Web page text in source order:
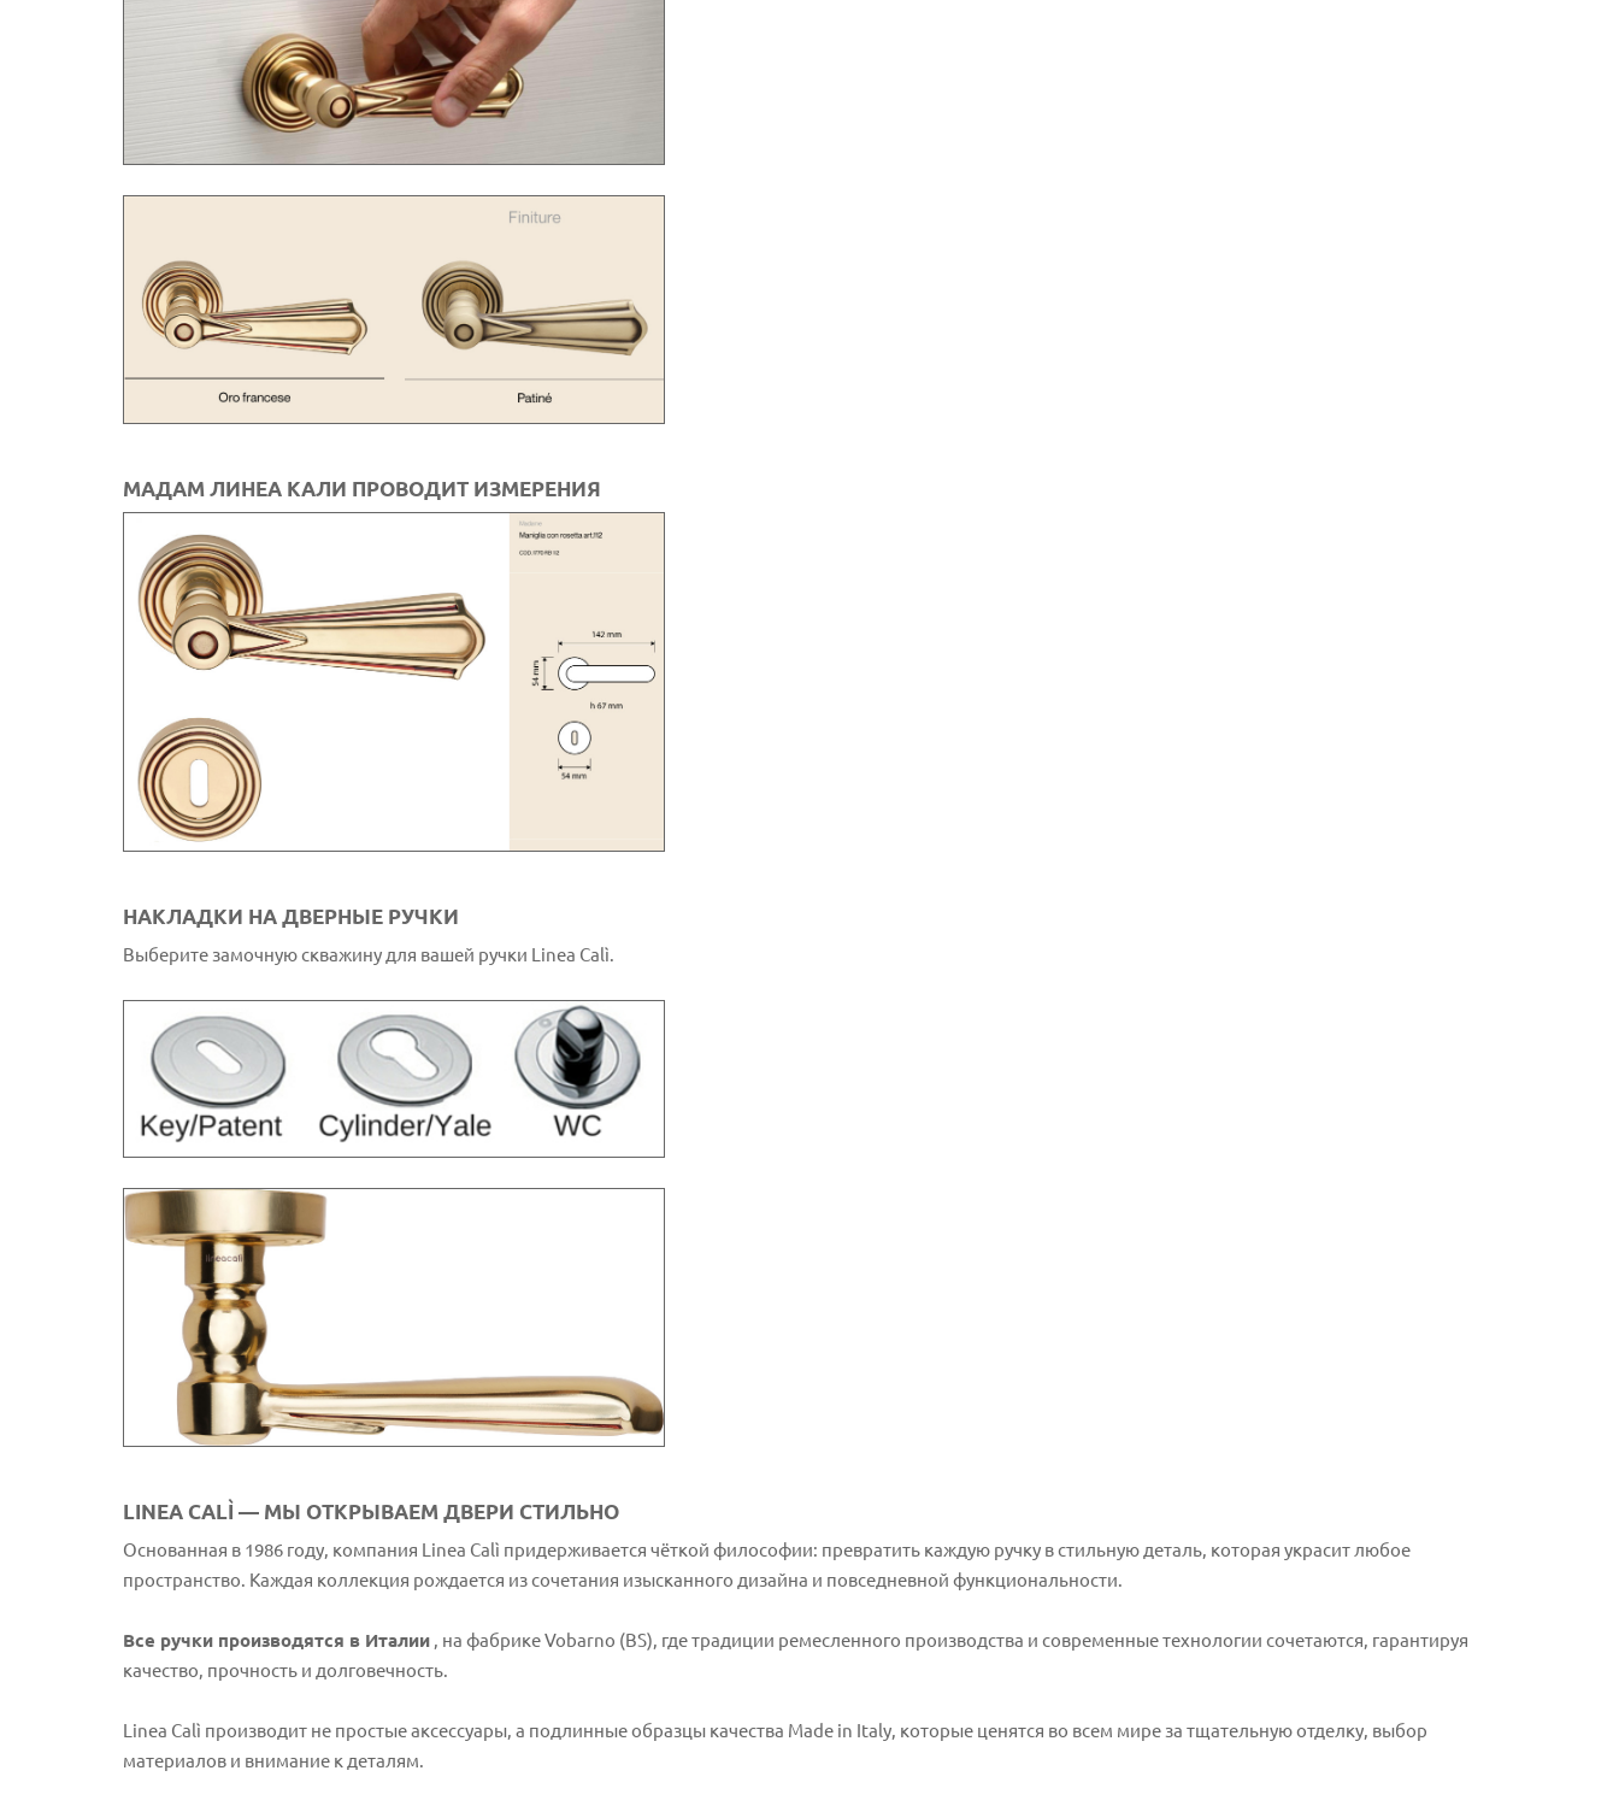
МАДАМ ЛИНЕА КАЛИ ПРОВОДИТ ИЗМЕРЕНИЯ
НАКЛАДКИ НА ДВЕРНЫЕ РУЧКИ
Выберите замочную скважину для вашей ручки Linea Calì.
LINEA CALÌ — МЫ ОТКРЫВАЕМ ДВЕРИ СТИЛЬНО
Основанная в 1986 году, компания Linea Calì придерживается чёткой философии: превратить каждую ручку в стильную деталь, которая украсит любое
пространство. Каждая коллекция рождается из сочетания изысканного дизайна и повседневной функциональности.
Все ручки производятся в Италии , на фабрике Vobarno (BS), где традиции ремесленного производства и современные технологии сочетаются, гарантируя
качество, прочность и долговечность.
Linea Calì производит не простые аксессуары, а подлинные образцы качества Made in Italy, которые ценятся во всем мире за тщательную отделку, выбор
материалов и внимание к деталям.